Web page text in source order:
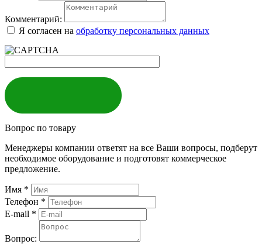
Комментарий:
Я согласен на обработку персональных данных
Вопрос по товару
Менеджеры компании ответят на все Ваши вопросы, подберут
необходимое оборудование и подготовят коммерческое
предложение.
Имя *
Телефон *
E-mail *
Вопрос: